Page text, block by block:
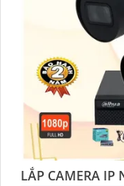
LẮP CAMERA IP